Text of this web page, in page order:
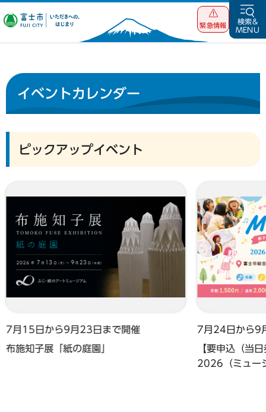
富士市 いただ
緊急情報
検索&
MENU
イベントカレンダー
ピックアップイベント
7月15日から9月23日まで開催
布施知子展「紙の庭園」
7月24日から9
【要申込（当
2026（ミュー